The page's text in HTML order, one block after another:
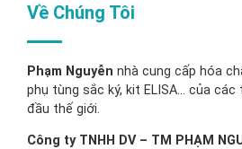
Về Chúng Tôi
Phạm Nguyễn nhà cung cấp hóa
phụ tùng sắc ký, kit ELISA… của
đầu thế giới.
Công ty TNHH DV – TM PHẠM